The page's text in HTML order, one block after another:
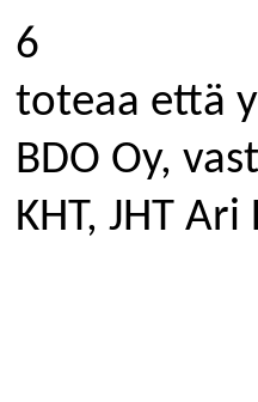
6
toteaa että
BDO Oy,
KHT, JHT